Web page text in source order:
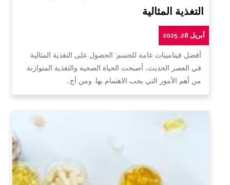
التغذية المثالية
أبريل 28, 2025
أفضل فيتامينات عامه للجسم: الحصول على التغذية المثالية
في العصر الحديث، أصبحت الحياة الصحية والتغذية المتوازنة
من أهم الأمور التي يجب الاهتمام بها. ومن أج…